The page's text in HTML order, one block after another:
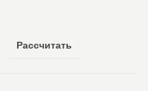
Рассчитать